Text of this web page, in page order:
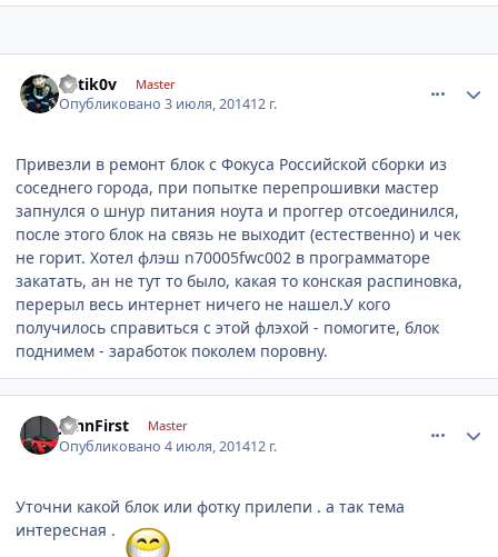
k0tik0v Master
Опубликовано3 июля, 201412 г.
Привезли в ремонт блок с Фокуса Российской сборки из
соседнего города, при попытке перепрошивки мастер
запнулся о шнур питания ноута и проггер отсоединился,
после этого блок на связь не выходит (естественно) и чек
не горит. Хотел флэш n70005fwc002 в программаторе
закатать, ан не тут то было, какая то конская распиновка,
перерыл весь интернет ничего не нашел.У кого
получилось справиться с этой флэхой - помогите, блок
поднимем - заработок поколем поровну.
JohnFirst Master
Опубликовано4 июля, 201412 г.
Уточни какой блок или фотку прилепи . а так тема
интересная .